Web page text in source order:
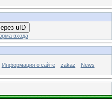
uID
входа
Информация о сайте zakaz News